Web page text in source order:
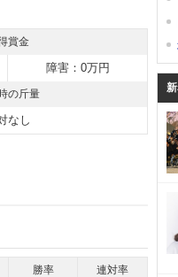
賞金
障害：0万円
の斤量
なし
勝率 連対率